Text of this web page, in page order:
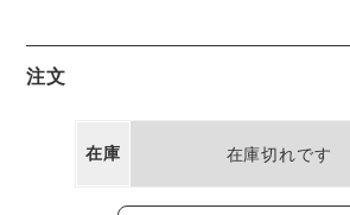
角物のかごです。
カッチリと四角い箱型のつくり。
ふたや持ち手も取り付けられる「角物」
州地方で広く作られてきた竹細工の種類
注文
在庫 在庫切れです